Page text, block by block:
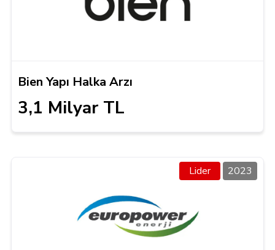
Bien Yapı Halka Arzı
3,1 Milyar TL
Lider 2023